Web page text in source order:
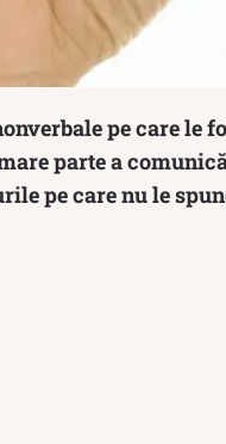
pe care le
parte a
pe care nu le